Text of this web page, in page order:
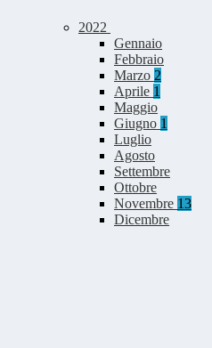
2022
Gennaio
Febbraio
Marzo 2
Aprile 1
Maggio
Giugno 1
Luglio
Agosto
Settembre
Ottobre
Novembre 13
Dicembre